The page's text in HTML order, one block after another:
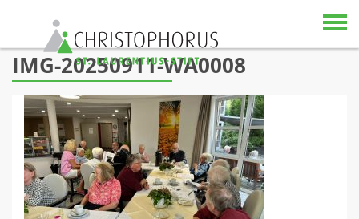
Skip to content
IMG-20250911-WA0008